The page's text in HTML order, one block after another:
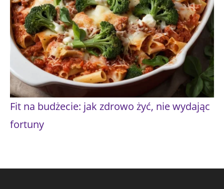
Fit na budżecie: jak zdrowo żyć, nie wydając
fortuny